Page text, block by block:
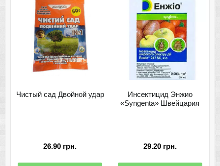
Чистый сад Двойной удар
26.90 грн.
Инсектицид Энжио
«Syngenta» Швейцария
29.20 грн.